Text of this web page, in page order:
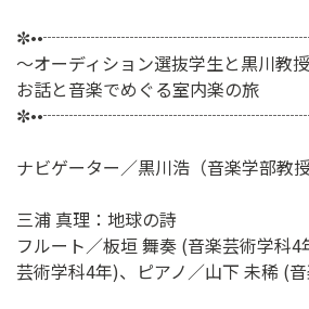
〜オーディション選抜学生と黒川教
お話と音楽でめぐる室内楽の旅
ナビゲーター／黒川浩（音楽学部教授
三浦 真理：地球の詩
フルート／板垣 舞奏 (音楽芸術学科
芸術学科4年)、ピアノ／山下 未稀 (